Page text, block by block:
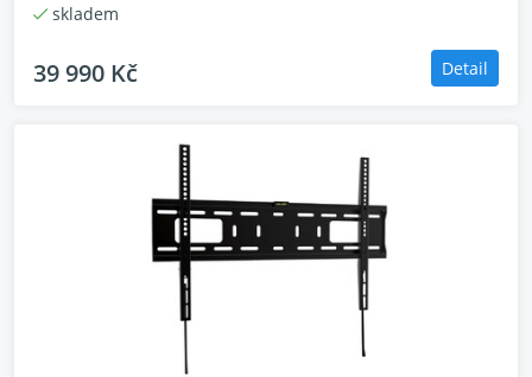
Nativní 165Hz VRR,
připravené pro hraní nové
generace
skladem
39 990 Kč Detail